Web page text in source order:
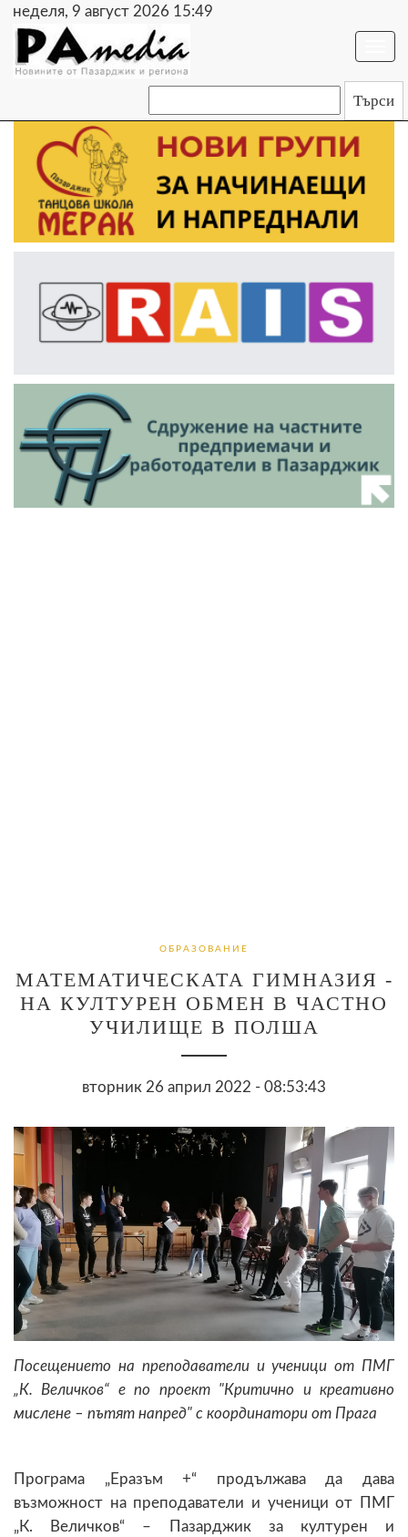
неделя, 9 август 2026 15:49
ОБРАЗОВАНИЕ
МАТЕМАТИЧЕСКАТА ГИМНАЗИЯ -
НА КУЛТУРЕН ОБМЕН В ЧАСТНО
УЧИЛИЩЕ В ПОЛША
вторник 26 април 2022 - 08:53:43
Посещението на преподаватели и ученици от ПМГ
„К. Величков“ е по проект "Критично и креативно
мислене – пътят напред" с координатори от Прага
Програма „Еразъм +“ продължава да дава
възможност на преподаватели и ученици от ПМГ
„К. Величков“ – Пазарджик за културен и